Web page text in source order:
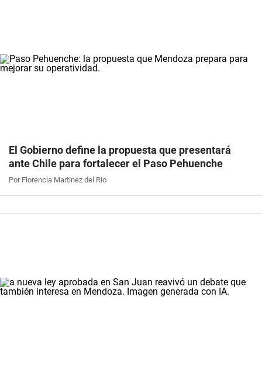
El Gobierno define la propuesta que presentará
ante Chile para fortalecer el Paso Pehuenche
Por Florencia Martinez del Rio